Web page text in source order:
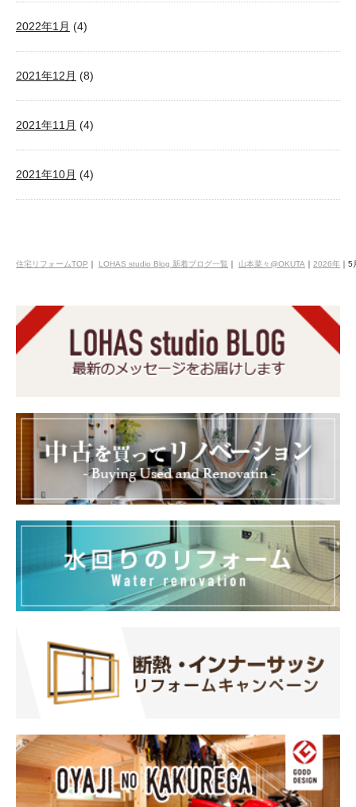
2022年1月 (4)
2021年12月 (8)
2021年11月 (4)
2021年10月 (4)
住宅リフォームTOP ｜ LOHAS studio Blog 新着ブログ一覧 ｜ 山本菜々@OKUTA ｜ 2026年 ｜ 5